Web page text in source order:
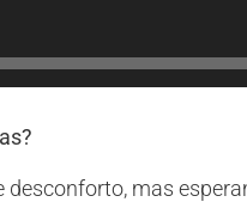
desconforto, mas